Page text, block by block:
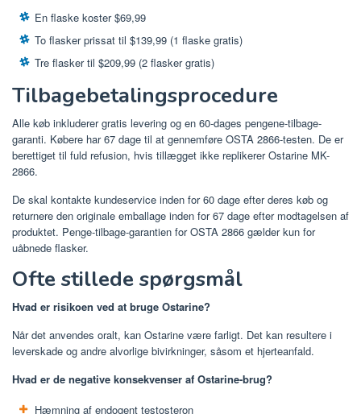
En flaske koster $69,99
To flasker prissat til $139,99 (1 flaske gratis)
Tre flasker til $209,99 (2 flasker gratis)
Tilbagebetalingsprocedure
Alle køb inkluderer gratis levering og en 60-dages pengene-tilbage-
garanti. Købere har 67 dage til at gennemføre OSTA 2866-testen. De er
berettiget til fuld refusion, hvis tillægget ikke replikerer Ostarine MK-
2866.
De skal kontakte kundeservice inden for 60 dage efter deres køb og
returnere den originale emballage inden for 67 dage efter modtagelsen af
​​produktet. Penge-tilbage-garantien for OSTA 2866 gælder kun for
uåbnede flasker.
Ofte stillede spørgsmål
Hvad er risikoen ved at bruge Ostarine?
Når det anvendes oralt, kan Ostarine være farligt. Det kan resultere i
leverskade og andre alvorlige bivirkninger, såsom et hjerteanfald.
Hvad er de negative konsekvenser af Ostarine-brug?
Hæmning af endogent testosteron